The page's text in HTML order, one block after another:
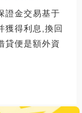
證金交易基于
獲得利息,換回
貸便是額外資